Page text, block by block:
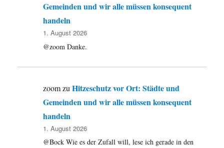
Gemeinden und wir alle müssen konsequent
handeln
1. August 2026
@zoom Danke.
zoomzuHitzeschutz vor Ort: Städte und
Gemeinden und wir alle müssen konsequent
handeln
1. August 2026
@Bock Wie es der Zufall will, lese ich gerade in den